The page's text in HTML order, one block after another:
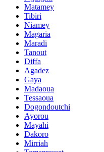
Matamey
Tibiri
Niamey
Magaria
Maradi
Tanout
Diffa
Agadez
Gaya
Madaoua
Tessaoua
Dogondoutchi
Ayorou
Mayahi
Dakoro
Mirriah